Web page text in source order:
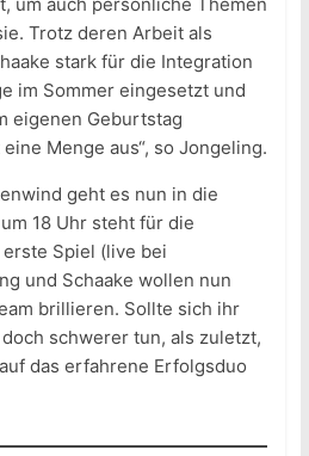
um auch persönliche Themen
Trotz deren Arbeit als
stark für die Integration
im Sommer eingesetzt und
eigenen Geburtstag
Menge aus“, so Jongeling.
geht es nun in die
18 Uhr steht für die
Spiel (live bei
und Schaake wollen nun
brillieren. Sollte sich ihr
schwerer tun, als zuletzt,
das erfahrene Erfolgsduo